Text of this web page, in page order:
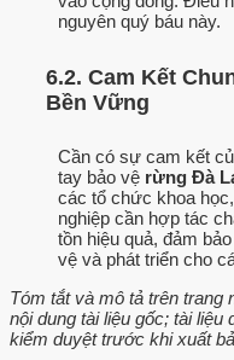
nguyên quý báu này.
6.2. Cam Kết
Bền Vững
Cần có sự cam kết
tay bảo vệ rừng Đà
các tổ chức khoa
nghiệp cần hợp tác
tồn hiệu quả, đảm bảo
vệ và phát triển cho
Tóm tắt và mô tả trên
nội dung tài liệu gốc; tài
kiểm duyệt trước khi xuất